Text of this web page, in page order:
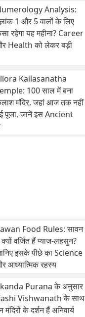
Analysis:
1 और 5 वालों के लिए
रहेगा यह महीना? Career
Health को लेकर बड़ी
Kailasanatha
100 साल में बना
मंदिर, जहां आज तक नहीं
पूजा, जानें इस Ancient
Food Rules: सावन
वर्जित हैं प्याज-लहसुन?
इसके पीछे का Science
आध्यात्मिक रहस्य
Purana के अनुसार
Vishwanath के साथ
मंदिरों के दर्शन हैं अनिवार्य